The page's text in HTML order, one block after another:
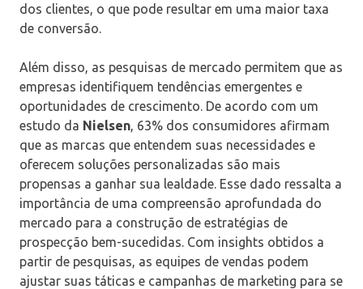
dos clientes, o que pode resultar em uma maior taxa
de conversão.
Além disso, as pesquisas de mercado permitem que as
empresas identifiquem tendências emergentes e
oportunidades de crescimento. De acordo com um
estudo da Nielsen, 63% dos consumidores afirmam
que as marcas que entendem suas necessidades e
oferecem soluções personalizadas são mais
propensas a ganhar sua lealdade. Esse dado ressalta a
importância de uma compreensão aprofundada do
mercado para a construção de estratégias de
prospecção bem-sucedidas. Com insights obtidos a
partir de pesquisas, as equipes de vendas podem
ajustar suas táticas e campanhas de marketing para se